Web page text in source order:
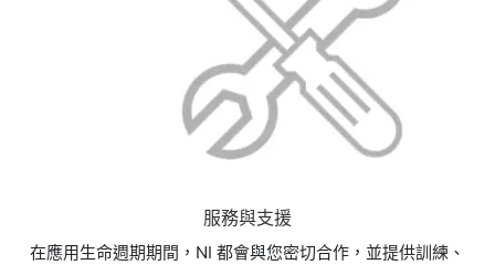
服務與支援
在應用生命週期期間，NI 都會與您密切合作，並提供訓練、